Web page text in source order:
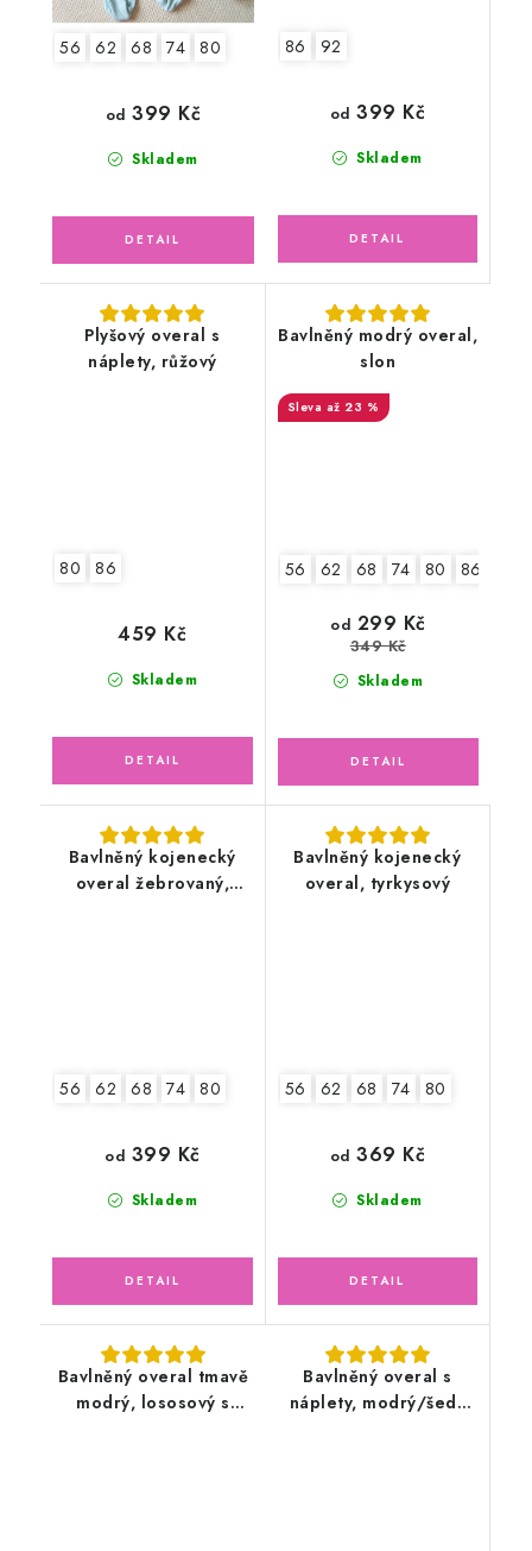
56 62 68 74 80
Skladem
od 399 Kč
86 92
Skladem
od 399 Kč
Plyšový overal s
náplety, růžový
80 86
Skladem
459 Kč
Bavlněný modrý overal,
slon
až 23 %
56 62 68 74 80 86
Skladem
od 299 Kč
349 Kč
Bavlněný kojenecký
overal žebrovaný,
56 62 68 74 80
Skladem
od 399 Kč
Bavlněný kojenecký
overal, tyrkysový
56 62 68 74 80
Skladem
od 369 Kč
Bavlněný overal tmavě
modrý, lososový s
Bavlněný overal s
náplety, modrý/šedý